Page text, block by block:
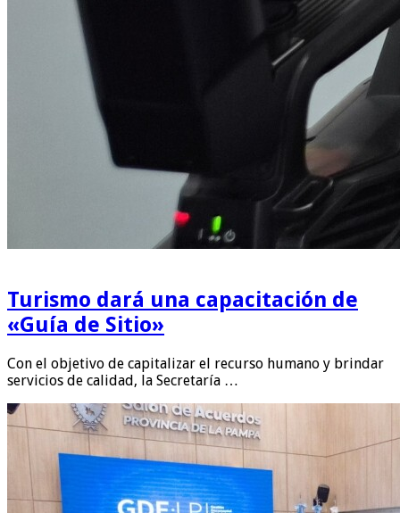
Turismo dará una capacitación de
«Guía de Sitio»
Con el objetivo de capitalizar el recurso humano y brindar
servicios de calidad, la Secretaría …